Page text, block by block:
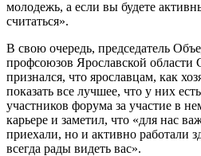
молодежь, а если вы будете
считаться».
В свою очередь, председатель
профсоюзов Ярославской области
признался, что ярославцам, как
показать все лучшее, что у них
участников форума за участие в
карьере и заметил, что «для нас
приехали, но и активно работали
всегда рады видеть вас».